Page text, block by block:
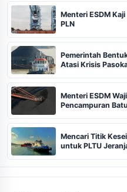
Menteri ESDM
PLN
Pemerintah
Atasi Krisis
Menteri ESDM
Pencampuran
Mencari Titik
untuk PLTU